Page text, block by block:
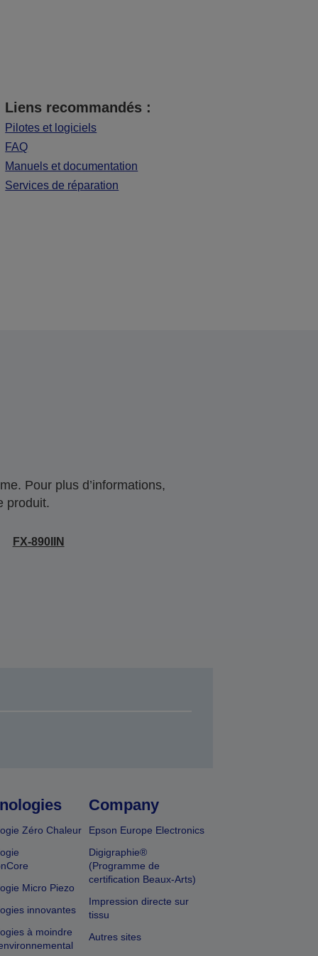
Liens recommandés :
Pilotes et logiciels
FAQ
Manuels et documentation
Services de réparation
Pour plus d’informations,
produit.
FX-890IIN
Zéro Chaleur
Micro Piezo
innovantes
à moindre
Company
Epson Europe Electronics
Digigraphie®
(Programme de
certification Beaux-Arts)
Impression directe sur
tissu
Autres sites